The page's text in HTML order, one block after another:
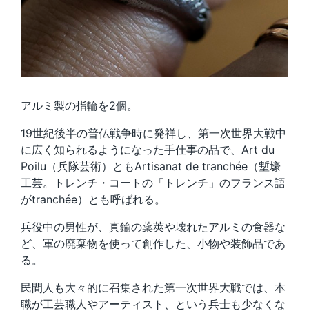
アルミ製の指輪を2個。
19世紀後半の普仏戦争時に発祥し、第一次世界大戦中
に広く知られるようになった手仕事の品で、Art du
Poilu（兵隊芸術）ともArtisanat de tranchée（塹壕
工芸。トレンチ・コートの「トレンチ」のフランス語
がtranchée）とも呼ばれる。
兵役中の男性が、真鍮の薬莢や壊れたアルミの食器な
ど、軍の廃棄物を使って創作した、小物や装飾品であ
る。
民間人も大々的に召集された第一次世界大戦では、本
職が工芸職人やアーティスト、という兵士も少なくな